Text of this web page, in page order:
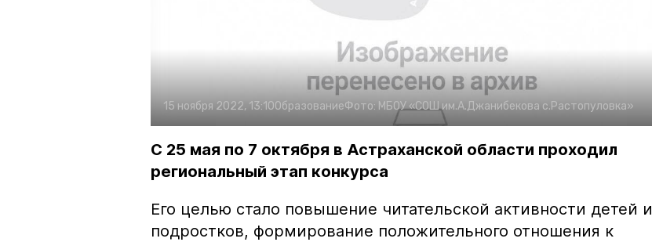
15 ноября 2022, 13:10ОбразованиеФото: МБОУ «СОШ им.А.Джанибекова с.Растопуловка»
С 25 мая по 7 октября в Астраханской области проходил
региональный этап конкурса
Его целью стало повышение читательской активности детей и
подростков, формирование положительного отношения к